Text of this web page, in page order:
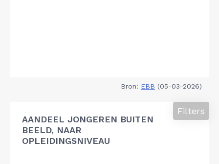
Bron: EBB (05-03-2026)
AANDEEL JONGEREN BUITEN
BEELD, NAAR
OPLEIDINGSNIVEAU
Filters